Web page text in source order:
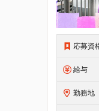
応募資
給与
勤務地